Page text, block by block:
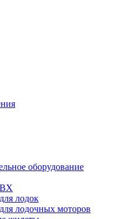
оборудование
лодок
лодочных моторов